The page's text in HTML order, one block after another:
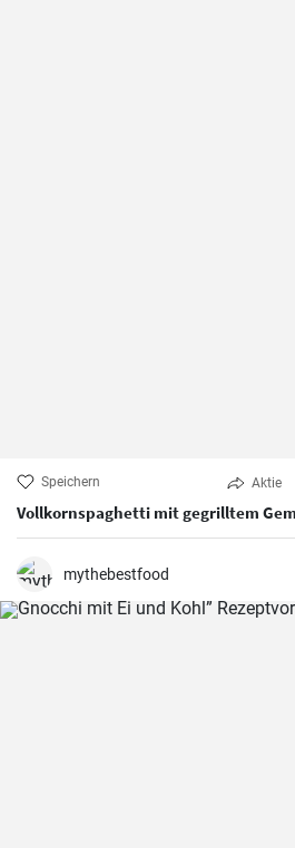
Speichern Aktie
Vollkornspaghetti mit gegrilltem
mythebestfood